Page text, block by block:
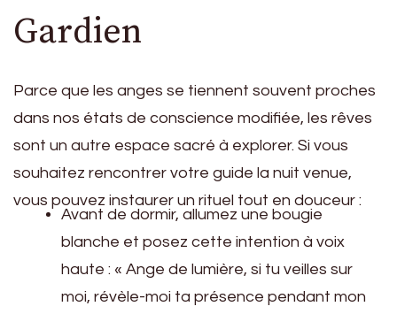
Gardien
Parce que les anges se tiennent souvent proches
dans nos états de conscience modifiée, les rêves
sont un autre espace sacré à explorer. Si vous
souhaitez rencontrer votre guide la nuit venue,
vous pouvez instaurer un rituel tout en douceur :
Avant de dormir, allumez une bougie
blanche et posez cette intention à voix
haute : « Ange de lumière, si tu veilles sur
moi, révèle-moi ta présence pendant mon